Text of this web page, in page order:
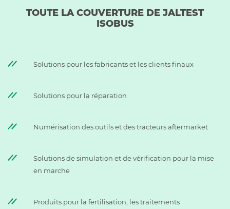
TOUTE LA COUVERTURE DE JALTEST
ISOBUS
Solutions pour les fabricants et les clients finaux
Solutions pour la réparation
Numérisation des outils et des tracteurs aftermarket
Solutions de simulation et de vérification pour la mise
en marche
Produits pour la fertilisation, les traitements